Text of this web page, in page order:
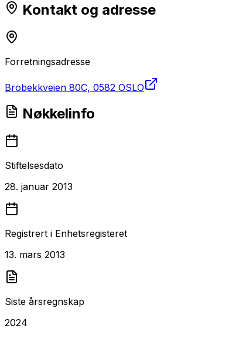
Kontakt og adresse
Forretningsadresse
Brobekkveien 80C, 0582 OSLO
Nøkkelinfo
Stiftelsesdato
28. januar 2013
Registrert i Enhetsregisteret
13. mars 2013
Siste årsregnskap
2024